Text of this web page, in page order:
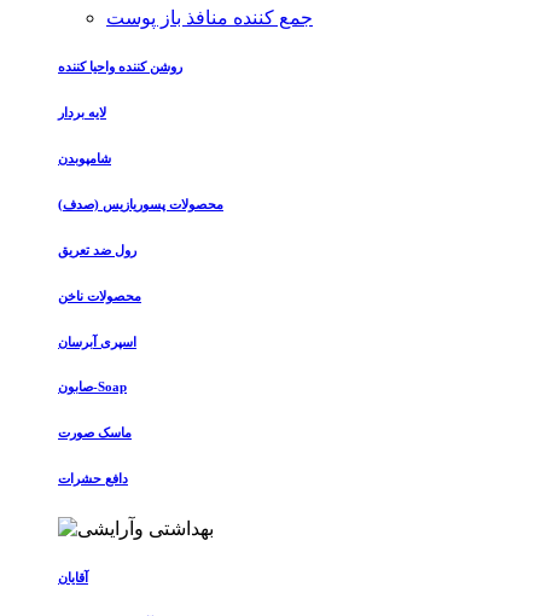
جمع کننده منافذ باز پوست
روشن کننده واحیا کننده
لایه بردار
شامپوبدن
محصولات پسوریازیس (صدف)
رول ضد تعریق
محصولات ناخن
اسپری آبرسان
صابون-Soap
ماسک صورت
دافع حشرات
آقایان